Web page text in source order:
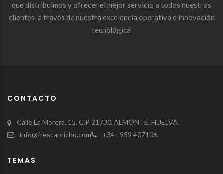
que distribuimos y ofrecer el mejor servicio a todos nuestros
clientes, a través de nuestra excelencia operativa e innovación
tecnológica'
CONTACTO
Calle La Morera, 15. C.P 21730. ALMONTE, HUELVA.
info@frescapricho.com
+34 - 959 407106
TEMAS